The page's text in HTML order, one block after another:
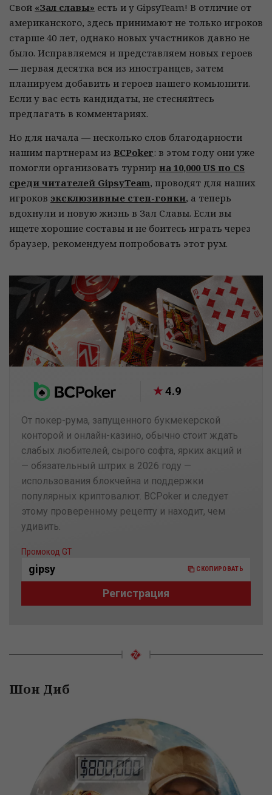
Свой «Зал славы» есть и у GipsyTeam! В отличие от
американского, здесь принимают не только игроков
старше 40 лет, однако новых участников давно не
было. Исправляемся и представляем новых героев
— первая десятка вся из иностранцев, затем
планируем добавить и героев нашего комьюнити.
Если у вас есть кандидаты, не стесняйтесь
предлагать в комментариях.
Но для начала — несколько слов благодарности
нашим партнерам из BCPoker: в этом году они уже
помогли организовать турнир на 10,000 US по CS
среди читателей GipsyTeam, проводят для наших
игроков эксклюзивные степ-гонки, а теперь
вдохнули и новую жизнь в Зал Славы. Если вы
ищете хорошие составы и не боитесь играть через
браузер, рекомендуем попробовать этот рум.
4.9
От покер-рума, запущенного букмекерской
конторой и онлайн-казино, обычно стоит ждать
слабых любителей, сырого софта, ярких акций и
— обязательный штрих в 2026 году —
использования блокчейна и поддержки
популярных криптовалют. BCPoker и следует
этому проверенному рецепту и находит, чем
удивить.
Промокод GT
gipsy СКОПИРОВАТЬ
Регистрация
Шон Диб